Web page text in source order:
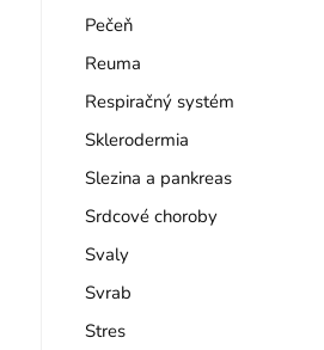
Pečeň
Reuma
Respiračný systém
Sklerodermia
Slezina a pankreas
Srdcové choroby
Svaly
Svrab
Stres